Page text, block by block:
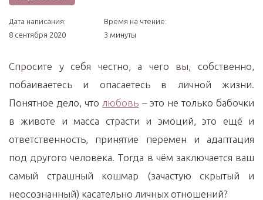
Дата написания:
8 сентября 2020
Время на чтение:
3 минуты
Спросите у себя честно, а чего вы, собственно,
побаиваетесь и опасаетесь в личной жизни.
Понятное дело, что любовь – это не только бабочки
в животе и масса страсти и эмоций, это ещё и
ответственность, принятие перемен и адаптация
под другого человека. Тогда в чём заключается ваш
самый страшный кошмар (зачастую скрытый и
неосознанный) касательно личных отношений?